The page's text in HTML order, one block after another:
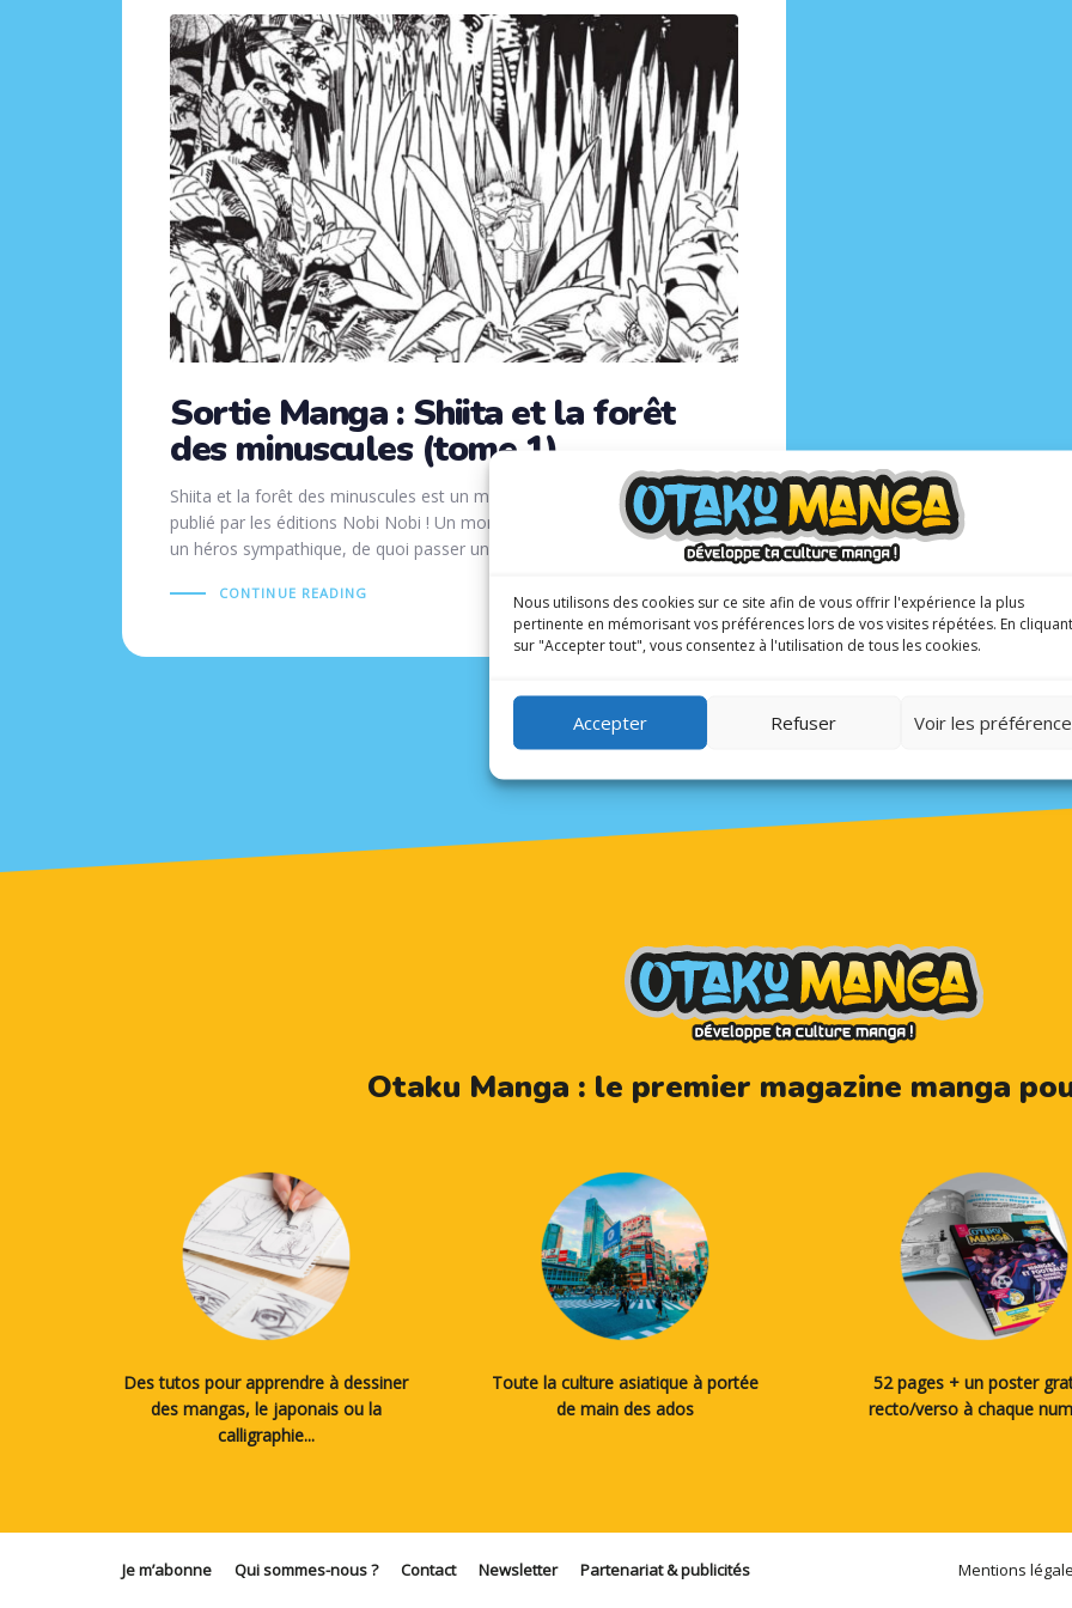
Nous utilisons des cookies sur ce site afin de vous offrir l'expérience la plus
pertinente en mémorisant vos préférences lors de vos visites répétées. En cliquant
sur "Accepter tout", vous consentez à l'utilisation de tous les cookies.
Accepter Refuser Voir les
Sortie Manga : Shiita et la forêt
des minuscules (tome 1)
Shiita et la forêt des minuscules est un manga jeunesse tout kawaii
publié par les éditions Nobi Nobi ! Un monde fantastique, une quête et
un héros sympathique, de quoi passer un bon moment !
CONTINUE READING
Otaku Manga : le premier magazine manga
Des tutos pour apprendre à dessiner
des mangas, le japonais ou la
calligraphie...
Toute la culture asiatique à portée
de main des ados
52 pages + un poster
recto/verso à chaque
Je m’abonne Qui sommes-nous ? Contact Newsletter Partenariat & publicités Mentions